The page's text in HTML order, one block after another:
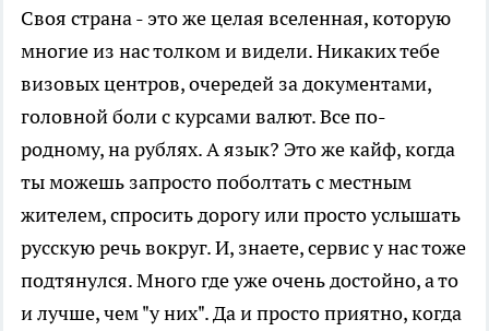
Своя страна - это же целая вселенная, которую
многие из нас толком и видели. Никаких тебе
визовых центров, очередей за документами,
головной боли с курсами валют. Все по-
родному, на рублях. А язык? Это же кайф, когда
ты можешь запросто поболтать с местным
жителем, спросить дорогу или просто услышать
русскую речь вокруг. И, знаете, сервис у нас тоже
подтянулся. Много где уже очень достойно, а то
и лучше, чем "у них". Да и просто приятно, когда